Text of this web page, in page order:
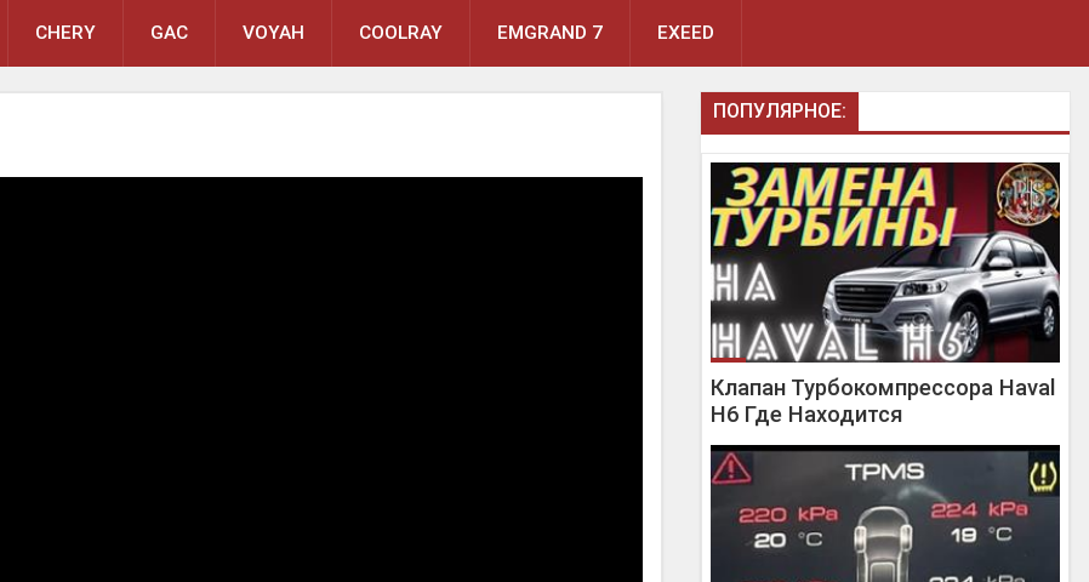
CHERY GAC VOYAH COOLRAY EMGRAND 7 EXEED
ПОПУЛЯРНОЕ:
Клапан Турбокомпрессора Haval
H6 Где Находится